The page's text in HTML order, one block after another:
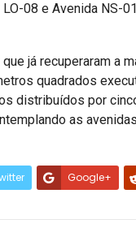
08 e Avenida NS-
já recuperaram a
quadrados
distribuídos por
as
Google+